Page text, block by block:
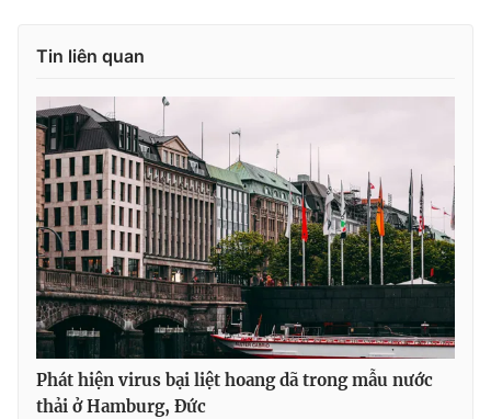
Tin liên quan
Phát hiện virus bại liệt hoang dã trong mẫu nước
thải ở Hamburg, Đức